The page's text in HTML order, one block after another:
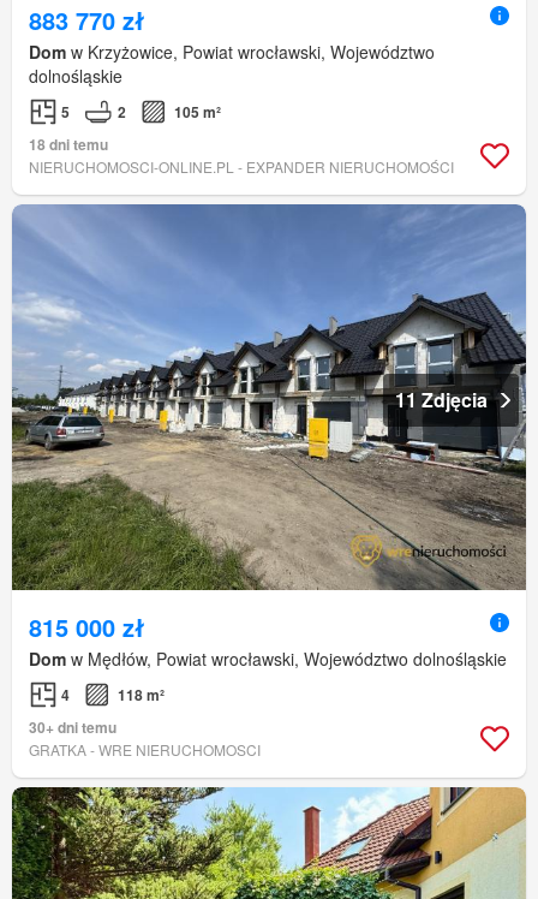
883 770 zł
Dom w Krzyżowice, Powiat wrocławski, Województwo
dolnośląskie
5 2
105 m²
18 dni temu
NIERUCHOMOSCI-ONLINE.PL - EXPANDER NIERUCHOMOŚCI
11 Zdjęcia
815 000 zł
Dom w Mędłów, Powiat wrocławski, Województwo dolnośląskie
4
118 m²
30+ dni temu
GRATKA - WRE NIERUCHOMOSCI